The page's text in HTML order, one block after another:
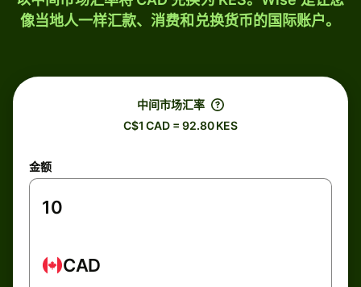
像当地人一样汇款、消费和兑换货币的国际账户。
中间市场汇率
C$1 CAD = 92.80 KES
金额
CAD